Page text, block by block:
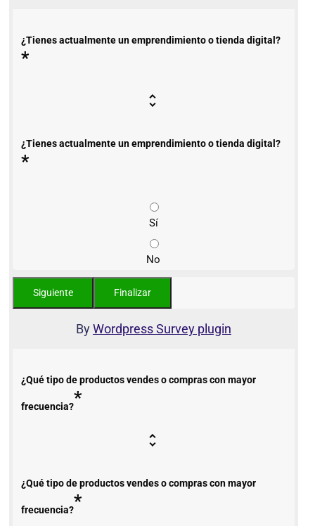
¿Tienes actualmente un emprendimiento o tienda digital?
*
¿Tienes actualmente un emprendimiento o tienda digital?
*
Sí
No
ByWordpress Survey plugin
¿Qué tipo de productos vendes o compras con mayor
frecuencia?*
¿Qué tipo de productos vendes o compras con mayor
frecuencia?*